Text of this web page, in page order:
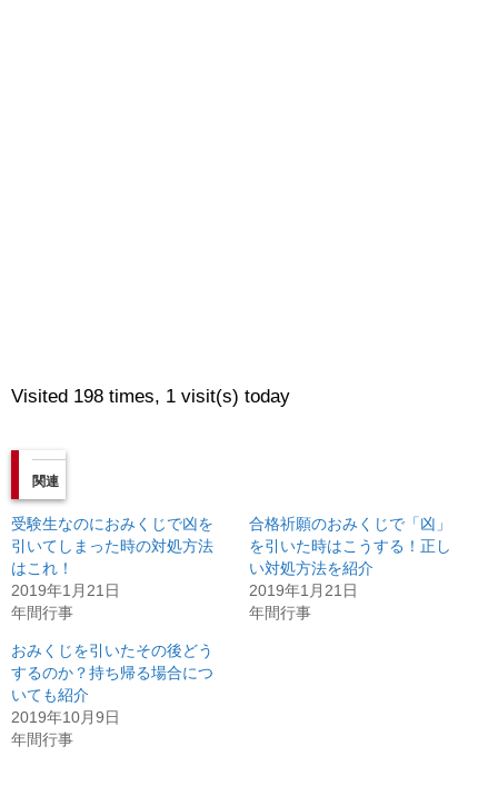
Visited 198 times, 1 visit(s) today
関連
受験生なのにおみくじで凶を
引いてしまった時の対処方法
はこれ！
2019年1月21日
年間行事
合格祈願のおみくじで「凶」
を引いた時はこうする！正し
い対処方法を紹介
2019年1月21日
年間行事
おみくじを引いたその後どう
するのか？持ち帰る場合につ
いても紹介
2019年10月9日
年間行事